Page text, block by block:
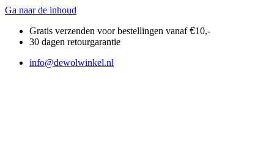
Ga naar de inhoud
Gratis verzenden voor bestellingen vanaf€10,-
30 dagen retourgarantie
info@dewolwinkel.nl